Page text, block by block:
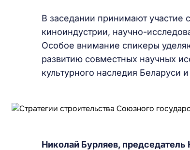
В заседании принимают участие
киноиндустрии, научно-
Особое внимание спикеры
развитию совместных научных
культурного наследия Беларуси
Николай Бурляев,